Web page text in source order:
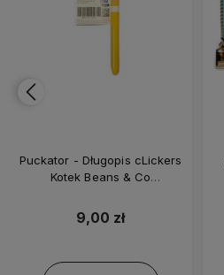
Puckator - Długopis cLickers
Kotek Beans & Co
9,00 zł